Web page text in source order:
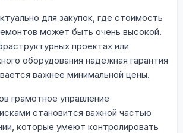
для закупок, где стоимость
может быть очень высокой.
проектах или
оборудования надежная гарантия
важнее минимальной цены.
грамотное управление
становится важной частью
которые умеют контролировать